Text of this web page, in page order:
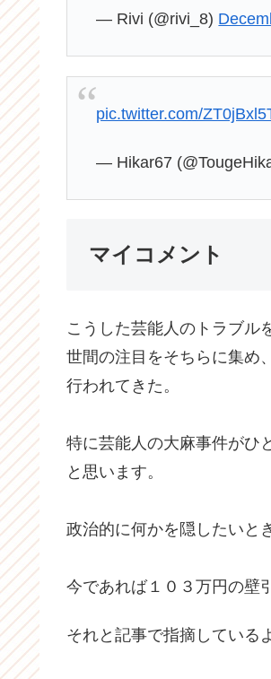
— Rivi (@rivi_8)
pic.twitter.com/
— Hikar67
マイコメント
こうした芸能人のトラブル
世間の注目をそちらに集め
行われてきた。
特に芸能人の大麻事件がひ
と思います。
政治的に何かを隠したいと
今であれば１０３万円の壁
それと記事で指摘している